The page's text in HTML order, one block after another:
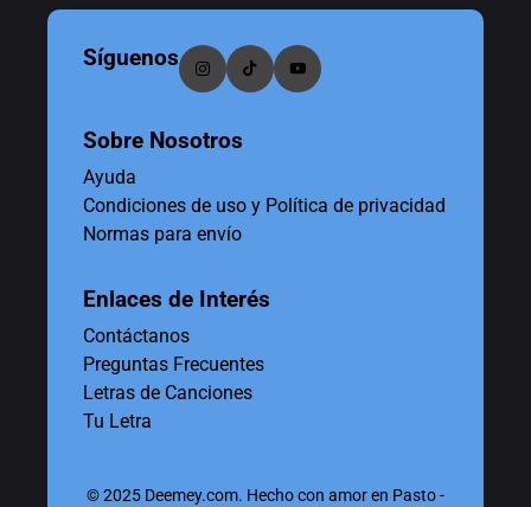
Síguenos
Sobre Nosotros
Ayuda
Condiciones de uso y Política de privacidad
Normas para envío
Enlaces de Interés
Contáctanos
Preguntas Frecuentes
Letras de Canciones
Tu Letra
© 2025 Deemey.com. Hecho con amor en Pasto -